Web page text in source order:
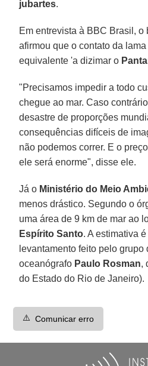
jubartes.
Em entrevista à BBC Brasil, o
afirmou que o contato da
equivalente 'a dizimar o
"Precisamos impedir a todo
chegue ao mar. Caso
desastre de proporções
consequências difíceis de
não podemos correr. E o
ele será enorme", disse ele.
Já o Ministério do Meio
menos drástico. Segundo o
uma área de 9 km de mar ao
Espírito Santo. A estimativa
levantamento feito pelo grupo
oceanógrafo Paulo Rosman,
do Estado do Rio de Janeiro).
⚠️ Comunicar erro